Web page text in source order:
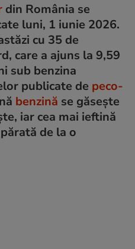
din România se
luni, 1 iunie 2026.
cu 35 de
care a ajuns la 9,59
sub benzina
publicate de peco-
benzină se găsește
iar cea mai ieftină
de la o